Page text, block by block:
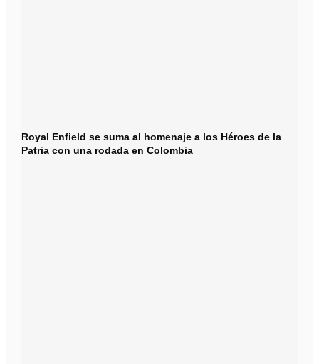
Royal Enfield se suma al homenaje a los Héroes de la
Patria con una rodada en Colombia